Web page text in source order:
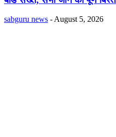
sabguru news - August 5, 2026